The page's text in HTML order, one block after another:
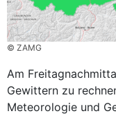
© ZAMG
Am
Gewittern zu
Meteorologie und